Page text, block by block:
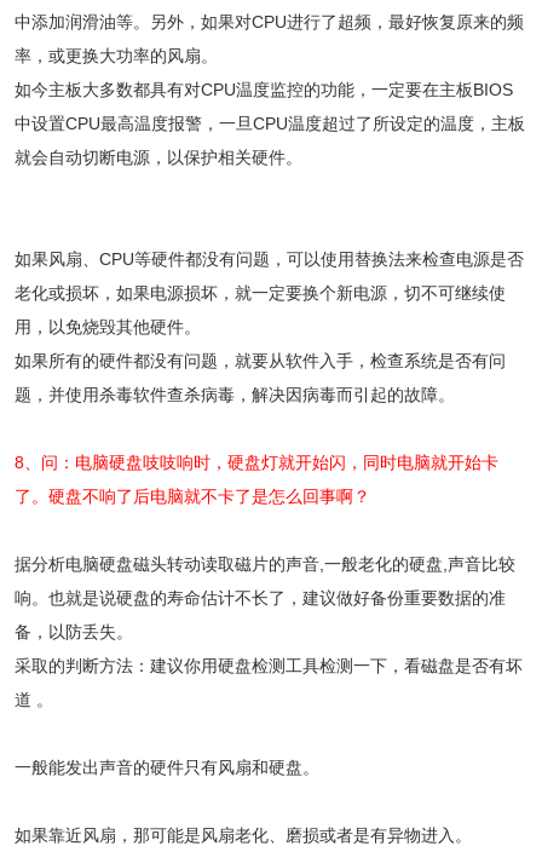
中添加润滑油等。另外，如果对CPU进行了超频，最好恢复原来的频
率，或更换大功率的风扇。
如今主板大多数都具有对CPU温度监控的功能，一定要在主板BIOS
中设置CPU最高温度报警，一旦CPU温度超过了所设定的温度，主板
就会自动切断电源，以保护相关硬件。
如果风扇、CPU等硬件都没有问题，可以使用替换法来检查电源是否
老化或损坏，如果电源损坏，就一定要换个新电源，切不可继续使
用，以免烧毁其他硬件。
如果所有的硬件都没有问题，就要从软件入手，检查系统是否有问
题，并使用杀毒软件查杀病毒，解决因病毒而引起的故障。
8、问：电脑硬盘吱吱响时，硬盘灯就开始闪，同时电脑就开始卡
了。硬盘不响了后电脑就不卡了是怎么回事啊？
据分析电脑硬盘磁头转动读取磁片的声音,一般老化的硬盘,声音比较
响。也就是说硬盘的寿命估计不长了，建议做好备份重要数据的准
备，以防丢失。
采取的判断方法：建议你用硬盘检测工具检测一下，看磁盘是否有坏
道 。
一般能发出声音的硬件只有风扇和硬盘。
如果靠近风扇，那可能是风扇老化、磨损或者是有异物进入。